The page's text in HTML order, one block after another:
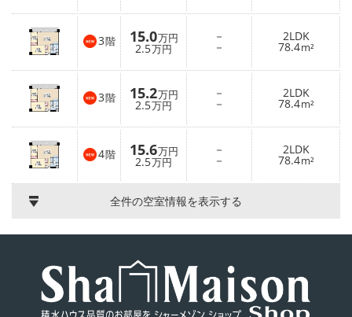
3階 15.0万円
2.5万円
－
－
2LDK
78.4m²
3階 15.2万円
2.5万円
－
－
2LDK
78.4m²
4階 15.6万円
2.5万円
－
－
2LDK
78.4m²
全件の空室情報を表示する